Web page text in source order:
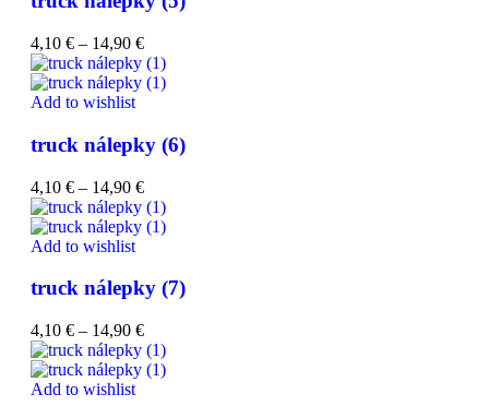
4,10 € – 14,90 €
Add to wishlist
truck nálepky (6)
4,10 € – 14,90 €
Add to wishlist
truck nálepky (7)
4,10 € – 14,90 €
Add to wishlist